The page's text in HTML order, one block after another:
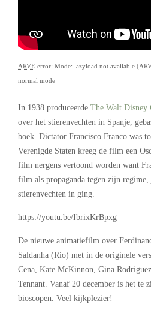
ARVE error: Mode: lazyload not available
normal mode
In 1938 produceerde The Walt Disney
over het stierenvechten in Spanje,
boek. Dictator Francisco Franco was
Verenigde Staten kreeg de film een
film nergens vertoond worden want
film als propaganda tegen zijn
stierenvechten in ging.
https://youtu.be/IbrixKrBpxg
De nieuwe animatiefilm over
Saldanha (Rio) met in de originele
Cena, Kate McKinnon, Gina
Tennant. Vanaf 20 december is het te
bioscopen. Veel kijkplezier!